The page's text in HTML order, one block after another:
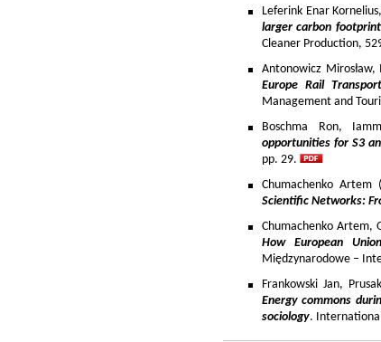
Leferink Enar
larger carbon
Cleaner Production,
Antonowicz Mirosław,
Europe Rail
Management and
Boschma Ron,
opportunities for S3
pp. 29.
Chumachenko Artem
Scientific Networks:
Chumachenko Artem,
How European
Międzynarodowe –
Frankowski Jan,
Energy commons
sociology.